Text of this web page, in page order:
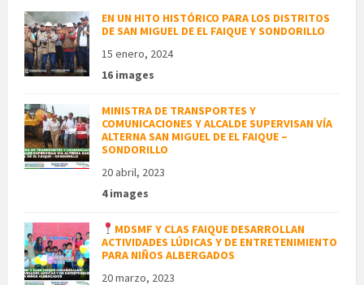
EN UN HITO HISTÓRICO PARA LOS DISTRITOS
DE SAN MIGUEL DE EL FAIQUE Y SONDORILLO
15 enero, 2024
16 images
MINISTRA DE TRANSPORTES Y
COMUNICACIONES Y ALCALDE SUPERVISAN VÍA
ALTERNA SAN MIGUEL DE EL FAIQUE –
SONDORILLO
20 abril, 2023
4 images
MDSMF Y CLAS FAIQUE DESARROLLAN
ACTIVIDADES LÚDICAS Y DE ENTRETENIMIENTO
PARA NIÑOS ALBERGADOS
20 marzo, 2023